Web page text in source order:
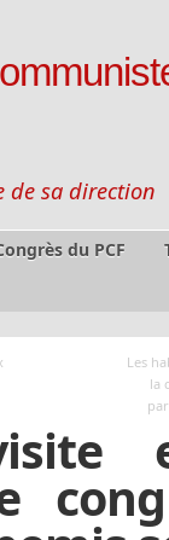
de sa direction
du PCF
Les
la